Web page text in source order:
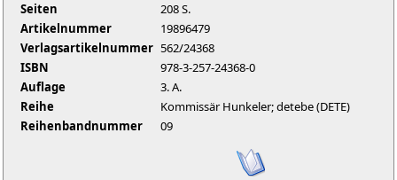
Seiten
208 S.
Artikelnummer
19896479
Verlagsartikelnummer 562/24368
ISBN
978-3-257-24368-0
Auflage
3. A.
Reihe
Kommissär Hunkeler; detebe (DETE)
Reihenbandnummer
09